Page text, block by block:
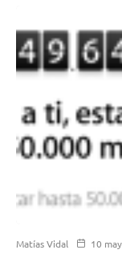
Matías Vidal 10